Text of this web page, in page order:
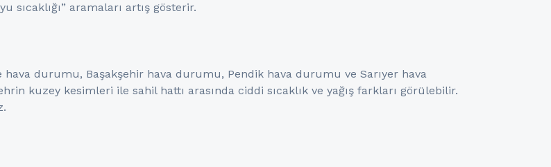
sıcaklığı” aramaları artış gösterir.
durumu, Başakşehir hava durumu, Pendik hava durumu ve Sarıyer hava
kuzey kesimleri ile sahil hattı arasında ciddi sıcaklık ve yağış farkları görülebilir.